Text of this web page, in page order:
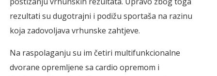
rezultati su dugotrajni i podižu sportaša na razinu
koja zadovoljava vrhunske zahtjeve.
Na raspolaganju su im četiri multifunkcionalne
dvorane opremljene sa cardio opremom i